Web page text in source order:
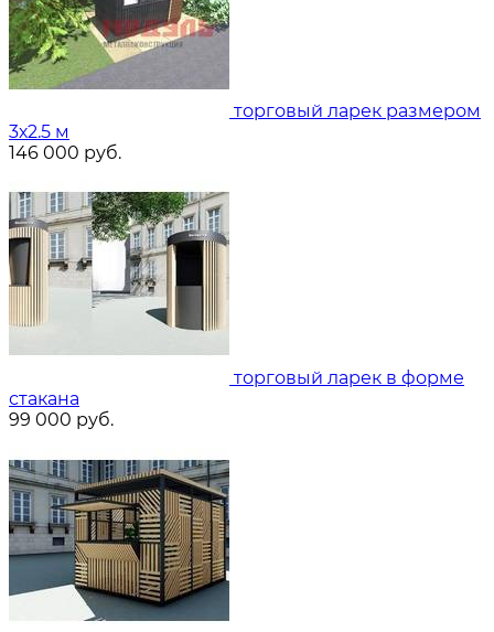
торговый ларек размером
3х2.5 м
146 000 руб.
торговый ларек в форме
стакана
99 000 руб.